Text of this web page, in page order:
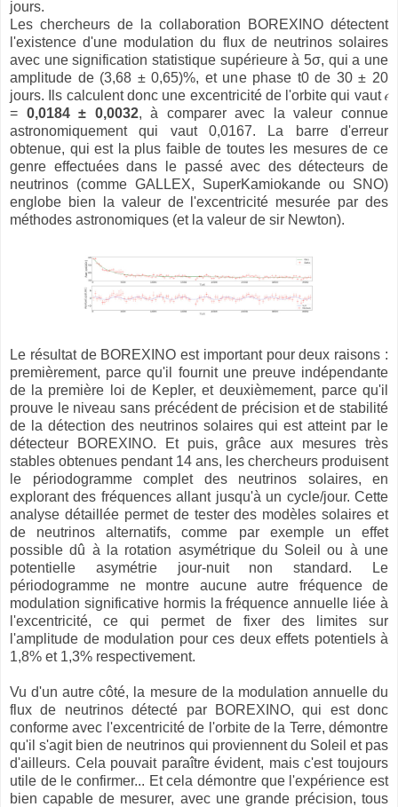
jours.
Les chercheurs de la collaboration BOREXINO détectent
l'existence d'une modulation du flux de neutrinos solaires
avec une signification statistique supérieure à 5σ, qui a une
amplitude de (3,68 ± 0,65)%, et une phase t0 de 30 ± 20
jours. Ils calculent donc une excentricité de l'orbite qui vaut 𝜖
= 0,0184 ± 0,0032, à comparer avec la valeur connue
astronomiquement qui vaut 0,0167. La barre d'erreur
obtenue, qui est la plus faible de toutes les mesures de ce
genre effectuées dans le passé avec des détecteurs de
neutrinos (comme GALLEX, SuperKamiokande ou SNO)
englobe bien la valeur de l'excentricité mesurée par des
méthodes astronomiques (et la valeur de sir Newton).
Le résultat de BOREXINO est important pour deux raisons :
premièrement, parce qu'il fournit une preuve indépendante
de la première loi de Kepler, et deuxièmement, parce qu'il
prouve le niveau sans précédent de précision et de stabilité
de la détection des neutrinos solaires qui est atteint par le
détecteur BOREXINO. Et puis, grâce aux mesures très
stables obtenues pendant 14 ans, les chercheurs produisent
le périodogramme complet des neutrinos solaires, en
explorant des fréquences allant jusqu'à un cycle/jour. Cette
analyse détaillée permet de tester des modèles solaires et
de neutrinos alternatifs, comme par exemple un effet
possible dû à la rotation asymétrique du Soleil ou à une
potentielle asymétrie jour-nuit non standard. Le
périodogramme ne montre aucune autre fréquence de
modulation significative hormis la fréquence annuelle liée à
l'excentricité, ce qui permet de fixer des limites sur
l'amplitude de modulation pour ces deux effets potentiels à
1,8% et 1,3% respectivement.
Vu d'un autre côté, la mesure de la modulation annuelle du
flux de neutrinos détecté par BOREXINO, qui est donc
conforme avec l'excentricité de l'orbite de la Terre, démontre
qu'il s'agit bien de neutrinos qui proviennent du Soleil et pas
d'ailleurs. Cela pouvait paraître évident, mais c'est toujours
utile de le confirmer... Et cela démontre que l'expérience est
bien capable de mesurer, avec une grande précision, tous